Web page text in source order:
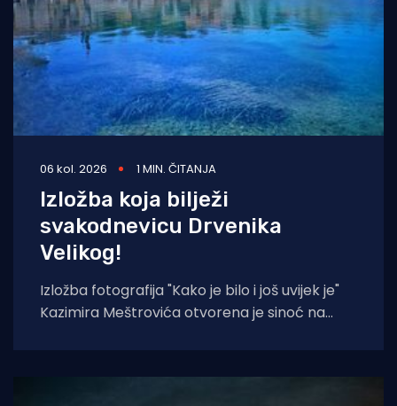
06 kol. 2026 1 MIN. ČITANJA
Izložba koja bilježi
svakodnevicu Drvenika
Velikog!
Izložba fotografija "Kako je bilo i još uvijek je"
Kazimira Meštrovića otvorena je sinoć na